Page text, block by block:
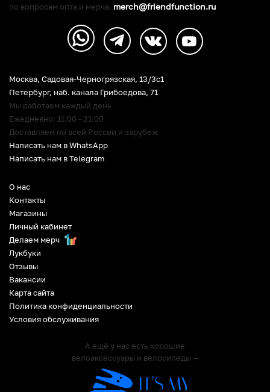
О нас
Контакты
Магазины
Личный кабинет
Делаем мерч
Лукбуки
Отзывы
Вакансии
Карта сайта
Политика конфиденциальности
Условия обслуживания
А ещё у нас есть хорошие
велоаксессуары и велосипеды —
Москва, Садовая-Черногрязская, 13/3c1
Петербург, наб. канала Грибоедова, 71
Мы работаем каждый день
Ежедневно: 11:00 - 21:00
Доставляем по всей России и зарубеж
Написать нам в WhatsApp
Написать нам в Telegram
по вопросам опта и мерча: merch@friendfunction.ru